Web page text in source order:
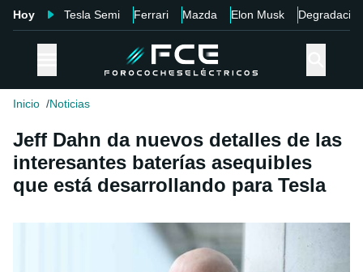
Hoy Tesla Semi Ferrari Mazda Elon Musk Degradación
Inicio Noticias
Jeff Dahn da nuevos detalles de las
interesantes baterías asequibles
que está desarrollando para Tesla